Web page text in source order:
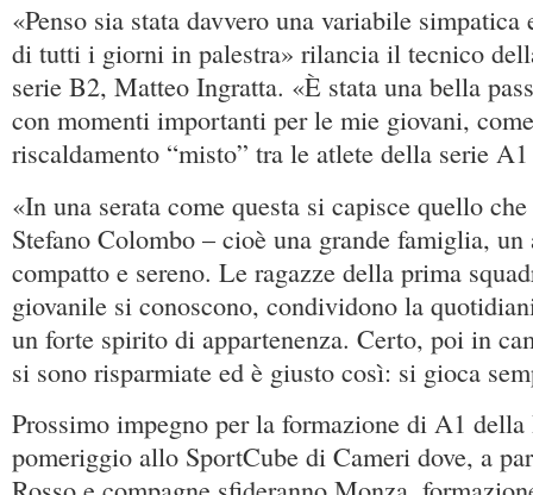
«Penso sia stata davvero una variabile
di tutti i giorni in palestra» rilancia il tecnico
serie B2, Matteo Ingratta. «È stata una bella
con momenti importanti per le mie giovani,
riscaldamento “misto” tra le atlete della serie
«In una serata come questa si capisce quello
Stefano Colombo – cioè una grande famiglia,
compatto e sereno. Le ragazze della prima
giovanile si conoscono, condividono la
un forte spirito di appartenenza. Certo, poi in
si sono risparmiate ed è giusto così: si gioca
Prossimo impegno per la formazione di A1 della
pomeriggio allo SportCube di Cameri dove, a